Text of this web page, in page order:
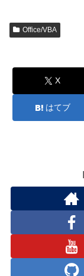
Office/VBA
X
はてブ